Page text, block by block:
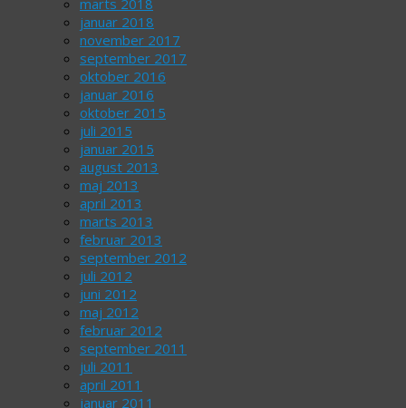
marts 2018
januar 2018
november 2017
september 2017
oktober 2016
januar 2016
oktober 2015
juli 2015
januar 2015
august 2013
maj 2013
april 2013
marts 2013
februar 2013
september 2012
juli 2012
juni 2012
maj 2012
februar 2012
september 2011
juli 2011
april 2011
januar 2011